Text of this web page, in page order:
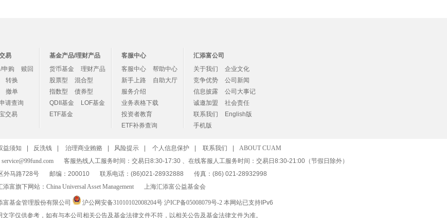
易
申购
赎回
转换
撤单
请查询
交易
基金产品/理财产品
货币基金
理财产品
股票型
混合型
指数型
债券型
QDII基金
LOF基金
ETF基金
客服中心
客服中心
帮助中心
新手上路
自助大厅
服务介绍
业务表格下载
投资者教育
ETF补券查询
汇添富公司
关于我们
企业文化
竞争优势
公司新闻
信息披露
公司大事记
诚邀加盟
社会责任
联系我们
English版
手机版
益须知 反洗钱 治理商业贿赂 风险提示 个人信息保护 联系我们
ABOUT CUAM
service@99fund.com
客服热线人工服务时间：交易日8:30-17:30 、在线客服人工服务时间：交易日8:30-21:00（节假日除外）
外马路728号
邮编：200010 联系电话：(86)021-28932888
传真：(86) 021-28932998
添富旗下网站： China Universal Asset Management 上海汇添富公益基金会
富基金管理股份有限公司 沪公网安备31010102008204号 沪ICP备05008079号-2 本网站已支持IPv6
字仅供参考，如有与本公司相关公告及基金法律文件不符，以相关公告及基金法律文件为准。